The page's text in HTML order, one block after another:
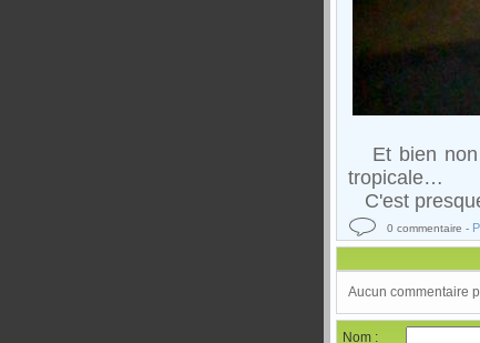
Et bien non
tropicale…
C'est
0 commentaire -
Aucun commentaire
Nom :